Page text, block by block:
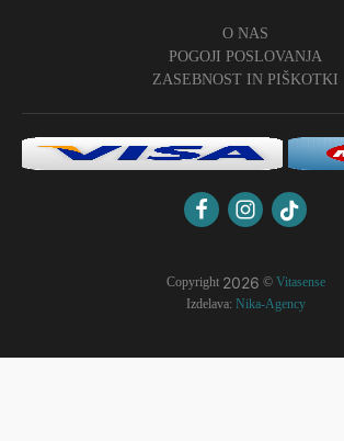
O NAS
POGOJI POSLOVANJA
ZASEBNOST IN PIŠKOTKI
Copyright 2026 © Vitasense
Izdelava: Nika-Agency